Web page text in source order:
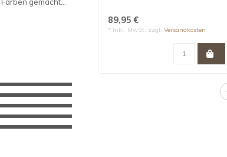
89,95 €
* Inkl. MwSt. zzgl. Versandkosten